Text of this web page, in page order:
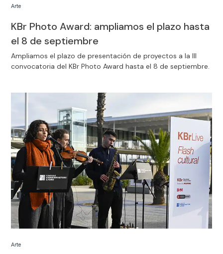
KBr Photo Award: ampliamos el plazo hasta
el 8 de septiembre
Arte
Ampliamos el plazo de presentación de proyectos a la III
convocatoria del KBr Photo Award hasta el 8 de septiembre.
Arte